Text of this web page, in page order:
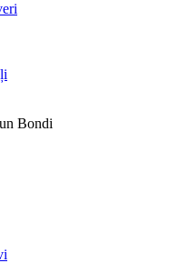
Bondi